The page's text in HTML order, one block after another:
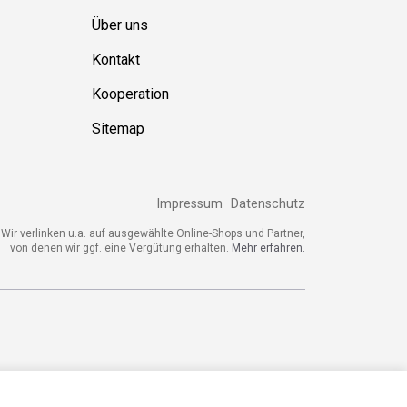
Über uns
Kontakt
Kooperation
Sitemap
Impressum Datenschutz
verlinken u.a. auf ausgewählte Online-Shops und Partner,
von denen wir ggf. eine Vergütung erhalten. Mehr erfahren.